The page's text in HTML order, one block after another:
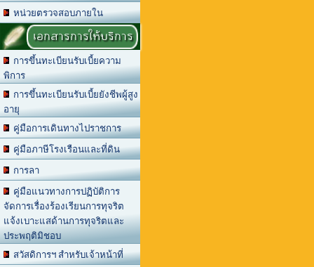
หน่วยตรวจสอบภายใน
เอกสารการให้บริการ
การขึ้นทะเบียนรับเบี้ยความ
พิการ
การขึ้นทะเบียนรับเบี้ยยังชีพผู้สูง
อายุ
คู่มือการเดินทางไปราชการ
คู่มือภาษีโรงเรือนและที่ดิน
การลา
คู่มือแนวทางการปฏิบัติการ
จัดการเรื่องร้องเรียนการทุจริต
แจ้งเบาะแสด้านการทุจริตและ
ประพฤติมิชอบ
สวัสดิการฯ สำหรับเจ้าหน้าที่